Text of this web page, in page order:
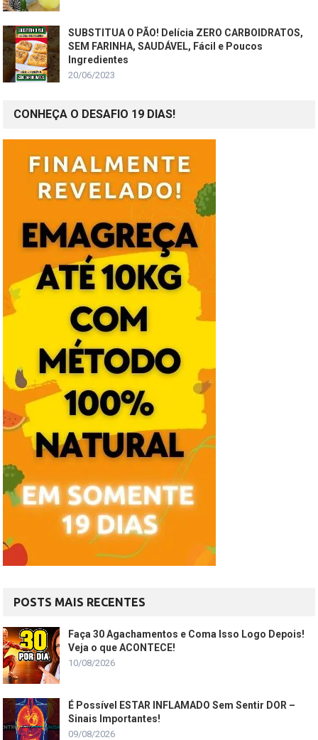
SUBSTITUA O PÃO! Delícia ZERO CARBOIDRATOS,
SEM FARINHA, SAUDÁVEL, Fácil e Poucos
Ingredientes
20/06/2023
CONHEÇA O DESAFIO 19 DIAS!
POSTS MAIS RECENTES
Faça 30 Agachamentos e Coma Isso Logo Depois!
Veja o que ACONTECE!
10/08/2026
É Possível ESTAR INFLAMADO Sem Sentir DOR –
Sinais Importantes!
09/08/2026